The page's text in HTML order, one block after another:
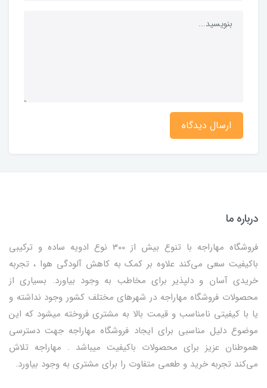
ارسال دیدگاه
درباره ما
فروشگاه مهاراجه با تنوع بیش از 300 نوع ادویه ساده و ترکیبی
باکیفیت سعی می‌کند علاوه بر کمک به کاهش آلودگی هوا ، تجربه
خریدی آسان و دلپذیر برای مخاطب به وجود بیاورد. بسیاری از
محصولات فروشگاه مهاراجه در شهرهای مختلف کشور وجود نداشته و
یا با کیفیتی نامناسب و قیمت بالا به مشتری فروخته میشود که این
موضوع دلیل مناسبی برای ایجاد فروشگاه مهاراجه جهت دسترسی
هموطنان عزیز برای محصولات باکیفیت میباشد . مهاراجه تلاش
می‌کند تجربه خرید و طعمی متفاوت را برای مشتری به وجود بیاورد.